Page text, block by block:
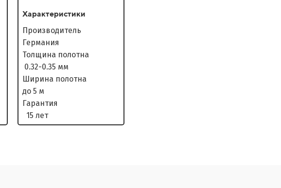
Характеристики
Производитель
Германия
Толщина полотна
0.32-0.35 мм
Ширина полотна
до 5 м
Гарантия
15 лет